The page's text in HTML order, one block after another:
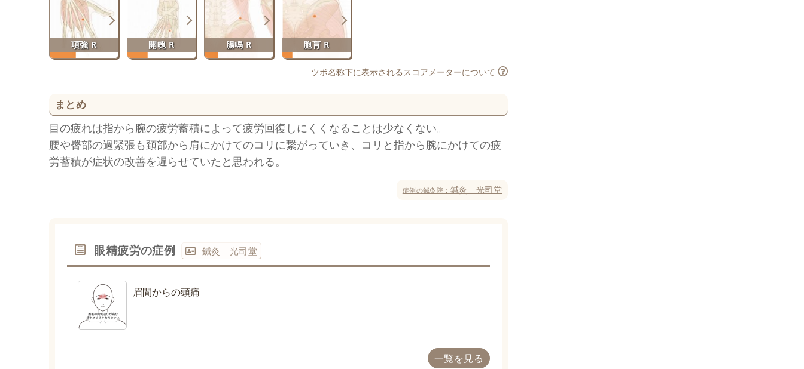
項強 R 開魄 R 腸鳴 R 胞肓 R
ツボ名称下に表示されるスコアメーターについて
まとめ
目の疲れは指から腕の疲労蓄積によって疲労回復しにくくなることは少なくない。
腰や臀部の過緊張も頚部から肩にかけてのコリに繋がっていき、コリと指から腕にかけての疲
労蓄積が症状の改善を遅らせていたと思われる。
症例の鍼灸院： 鍼灸 光司堂
眼精疲労の症例 鍼灸 光司堂
眉間からの頭痛
一覧を見る